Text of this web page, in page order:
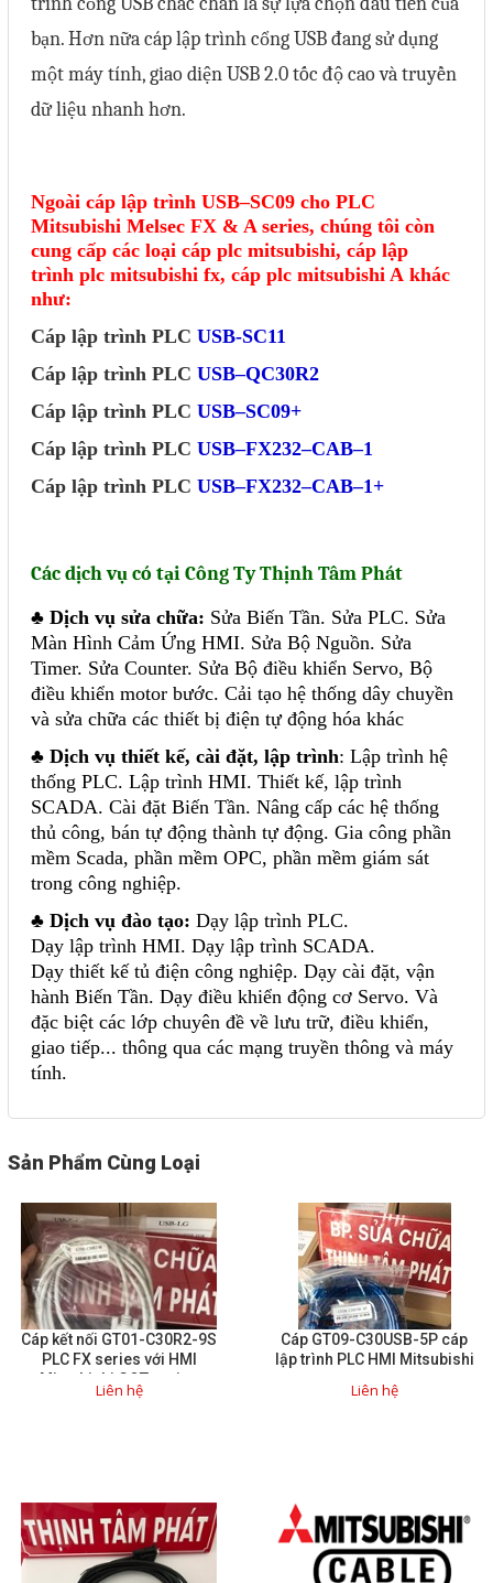
bạn. Hơn nữa cáp lập trình cổng USB đang sử dụng
một máy tính, giao diện USB 2.0 tốc độ cao và truyền
dữ liệu nhanh hơn.
Ngoài cáp lập trình USB–SC09 cho PLC
Mitsubishi Melsec FX & A series, chúng tôi còn
cung cấp các loại cáp plc mitsubishi, cáp lập
trình plc mitsubishi fx, cáp plc mitsubishi A khác
như:
Cáp lập trình PLC USB-SC11
Cáp lập trình PLC USB–QC30R2
Cáp lập trình PLC USB–SC09+
Cáp lập trình PLC USB–FX232–CAB–1
Cáp lập trình PLC USB–FX232–CAB–1+
Các dịch vụ có tại Công Ty Thịnh Tâm Phát
♣ Dịch vụ sửa chữa: Sửa Biến Tần. Sửa PLC. Sửa
Màn Hình Cảm Ứng HMI. Sửa Bộ Nguồn. Sửa
Timer. Sửa Counter. Sửa Bộ điều khiển Servo, Bộ
điều khiển motor bước. Cải tạo hệ thống dây chuyền
và sửa chữa các thiết bị điện tự động hóa khác
♣ Dịch vụ thiết kế, cài đặt, lập trình: Lập trình hệ
thống PLC. Lập trình HMI. Thiết kế, lập trình
SCADA. Cài đặt Biến Tần. Nâng cấp các hệ thống
thủ công, bán tự động thành tự động. Gia công phần
mềm Scada, phần mềm OPC, phần mềm giám sát
trong công nghiệp.
♣ Dịch vụ đào tạo: Dạy lập trình PLC.
Dạy lập trình HMI. Dạy lập trình SCADA.
Dạy thiết kế tủ điện công nghiệp. Dạy cài đặt, vận
hành Biến Tần. Dạy điều khiển động cơ Servo. Và
đặc biệt các lớp chuyên đề về lưu trữ, điều khiển,
giao tiếp... thông qua các mạng truyền thông và máy
tính.
Sản Phẩm Cùng Loại
Cáp kết nối GT01-C30R2-9S
PLC FX series với HMI
Mitsubishi GOT series
Liên hệ
Cáp GT09-C30USB-5P cáp
lập trình PLC HMI Mitsubishi
Liên hệ
Mail
COPYRIGHT 2018. ALL RIGHTS RESERVED